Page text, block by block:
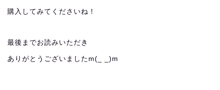
購入してみてくださいね！
最後までお読みいただき
ありがとうございましたm(_ _)m